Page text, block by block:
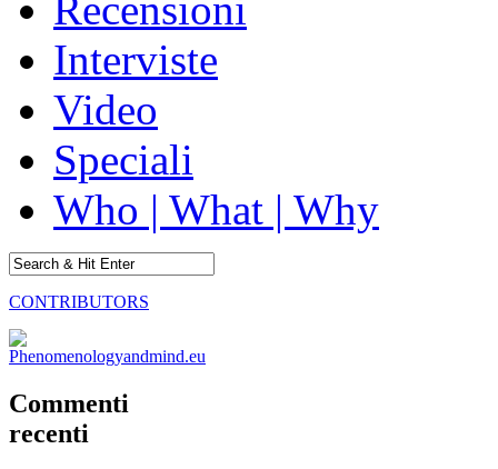
Interviste
Video
Speciali
Who | What | Why
CONTRIBUTORS
Commenti
recenti